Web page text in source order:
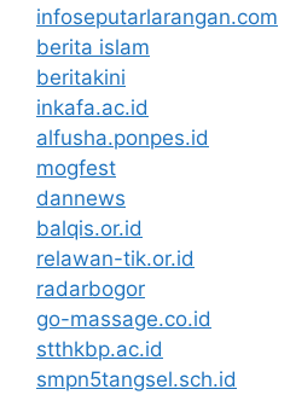
infoseputarlarangan.com
berita islam
beritakini
inkafa.ac.id
alfusha.ponpes.id
mogfest
dannews
balqis.or.id
relawan-tik.or.id
radarbogor
go-massage.co.id
stthkbp.ac.id
smpn5tangsel.sch.id